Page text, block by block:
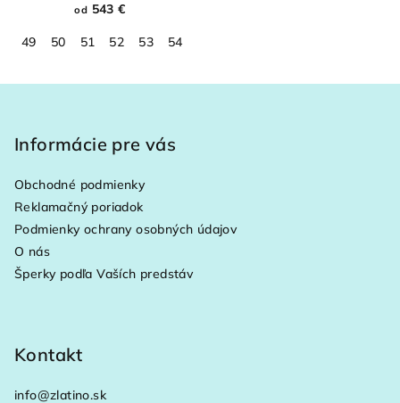
od 543 €
49 50 51 52 53 54
Informácie pre vás
Obchodné podmienky
Reklamačný poriadok
Podmienky ochrany osobných údajov
O nás
Šperky podľa Vaších predstáv
Kontakt
info@zlatino.sk